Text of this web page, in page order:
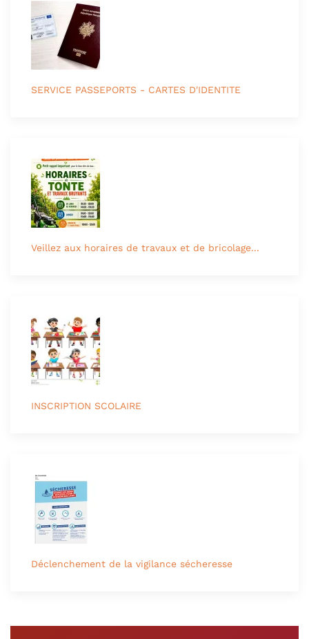
SERVICE PASSEPORTS - CARTES D'IDENTITE
Veillez aux horaires de travaux et de bricolage...
INSCRIPTION SCOLAIRE
Déclenchement de la vigilance sécheresse